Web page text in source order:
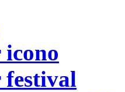
icono
festival